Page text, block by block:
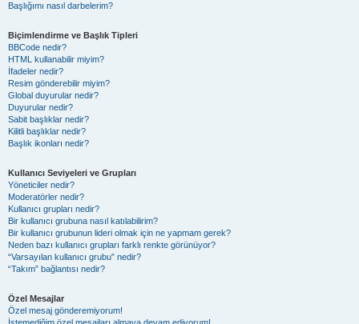
Başlığımı nasıl darbelerim?
Biçimlendirme ve Başlık Tipleri
BBCode nedir?
HTML kullanabilir miyim?
İfadeler nedir?
Resim gönderebilir miyim?
Global duyurular nedir?
Duyurular nedir?
Sabit başlıklar nedir?
Kilitli başlıklar nedir?
Başlık ikonları nedir?
Kullanıcı Seviyeleri ve Grupları
Yöneticiler nedir?
Moderatörler nedir?
Kullanıcı grupları nedir?
Bir kullanıcı grubuna nasıl katılabilirim?
Bir kullanıcı grubunun lideri olmak için ne yapmam gerek?
Neden bazı kullanıcı grupları farklı renkte görünüyor?
“Varsayılan kullanıcı grubu” nedir?
“Takım” bağlantısı nedir?
Özel Mesajlar
Özel mesaj gönderemiyorum!